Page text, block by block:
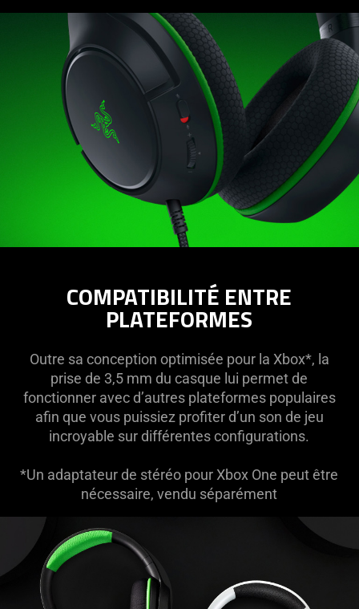
COMPATIBILITÉ ENTRE
PLATEFORMES
Outre sa conception optimisée pour la Xbox*, la
prise de 3,5 mm du casque lui permet de
fonctionner avec d’autres plateformes populaires
afin que vous puissiez profiter d’un son de jeu
incroyable sur différentes configurations.
*Un adaptateur de stéréo pour Xbox One peut être
nécessaire, vendu séparément